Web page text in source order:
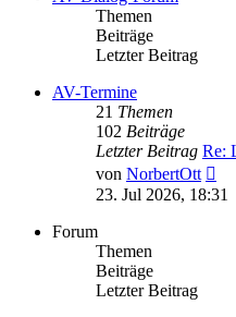
Themen
Beiträge
Letzter Beitrag
AV-Termine
21 Themen
102 Beiträge
Letzter Beitrag Re:
von NorbertOtt
23. Jul 2026, 18:31
Forum
Themen
Beiträge
Letzter Beitrag